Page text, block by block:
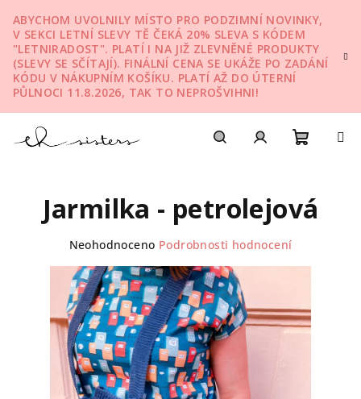
na
obsah
ABYCHOM UVOLNILY MÍSTO PRO PODZIMNÍ NOVINKY,
V SEKCI LETNÍ SLEVY TĚ ČEKÁ 20% SLEVA S KÓDEM
"LETNIRADOST". PLATÍ I NA JIŽ ZLEVNĚNÉ PRODUKTY
(SLEVY SE SČÍTAJÍ). FINÁLNÍ CENA SE UKÁŽE PO ZADÁNÍ
KÓDU V NÁKUPNÍM KOŠÍKU. PLATÍ AŽ DO ÚTERNÍ
PŮLNOCI 11.8.2026, TAK TO NEPROŠVIHNI!
košík
Jarmilka - petrolejová
hvězdiček.
Neohodnoceno Podrobnosti hodnocení